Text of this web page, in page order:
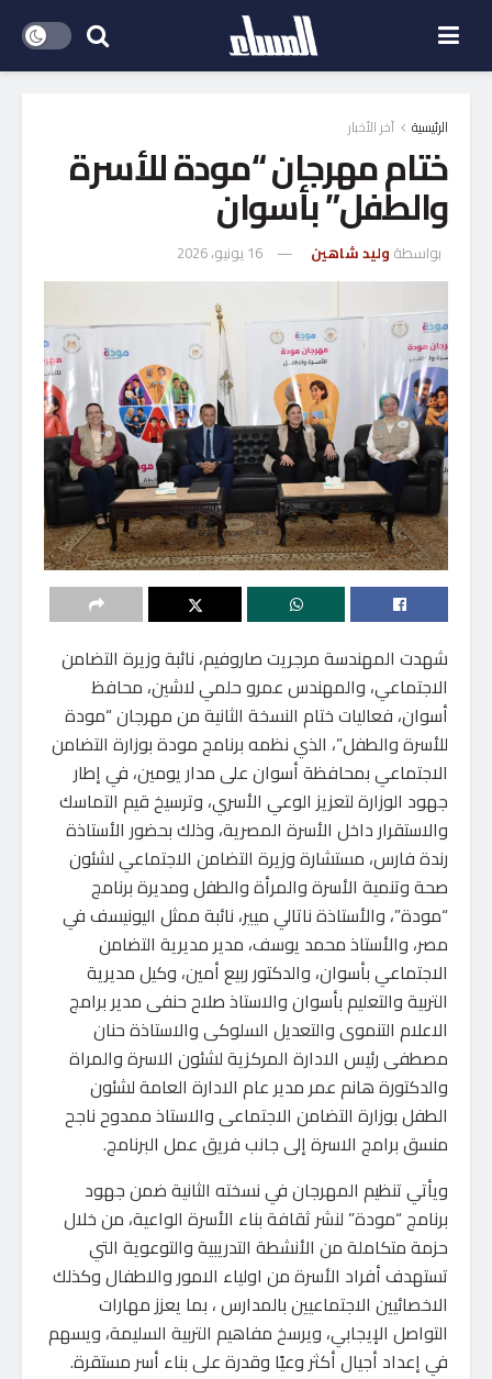
الرئيسية آخر الأخبار
ختام مهرجان “مودة للأسرة
والطفل” بأسوان
بواسطة وليد شاهين 16 يونيو، 2026
شهدت المهندسة مرجريت صاروفيم، نائبة وزيرة التضامن
الاجتماعي، والمهندس عمرو حلمي لاشين، محافظ
أسوان، فعاليات ختام النسخة الثانية من مهرجان “مودة
للأسرة والطفل”، الذي نظمه برنامج مودة بوزارة التضامن
الاجتماعي بمحافظة أسوان على مدار يومين، في إطار
جهود الوزارة لتعزيز الوعي الأسري، وترسيخ قيم التماسك
والاستقرار داخل الأسرة المصرية، وذلك بحضور الأستاذة
رندة فارس، مستشارة وزيرة التضامن الاجتماعي لشئون
صحة وتنمية الأسرة والمرأة والطفل ومديرة برنامج
“مودة”، والأستاذة ناتالي ميير، نائبة ممثل اليونيسف في
مصر، والأستاذ محمد يوسف، مدير مديرية التضامن
الاجتماعي بأسوان، والدكتور ربيع أمين، وكيل مديرية
التربية والتعليم بأسوان والاستاذ صلاح حنفى مدير برامج
الاعلام التنموى والتعديل السلوكى والاستاذة حنان
مصطفى رئيس الادارة المركزية لشئون الاسرة والمراة
والدكتورة هانم عمر مدير عام الادارة العامة لشئون
الطفل بوزارة التضامن الاجتماعى والاستاذ ممدوح ناجح
منسق برامج الاسرة إلى جانب فريق عمل البرنامج.
ويأتي تنظيم المهرجان في نسخته الثانية ضمن جهود
برنامج “مودة” لنشر ثقافة بناء الأسرة الواعية، من خلال
حزمة متكاملة من الأنشطة التدريبية والتوعوية التي
تستهدف أفراد الأسرة من اولياء الامور والاطفال وكذلك
الاخصائيين الاجتماعيين بالمدارس ، بما يعزز مهارات
التواصل الإيجابي، ويرسخ مفاهيم التربية السليمة، ويسهم
في إعداد أجيال أكثر وعيًا وقدرة على بناء أسر مستقرة.